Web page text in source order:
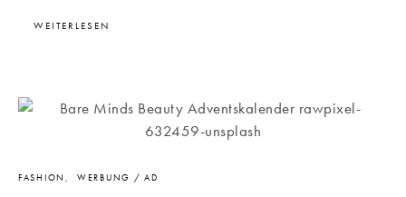
WEITERLESEN
FASHION WERBUNG / AD